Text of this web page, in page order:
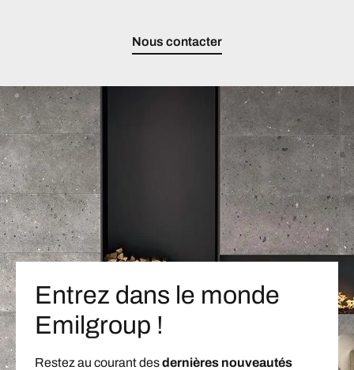
Nous contacter
Entrez dans le monde
Emilgroup !
Restez au courant desdernières nouveautés